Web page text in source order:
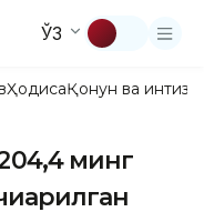
ЎЗ
ҲодисаҚонун ва
минг